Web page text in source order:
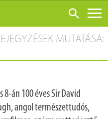
MUTATÁSA:
8-án 100 éves Sir David
angol természettudós,